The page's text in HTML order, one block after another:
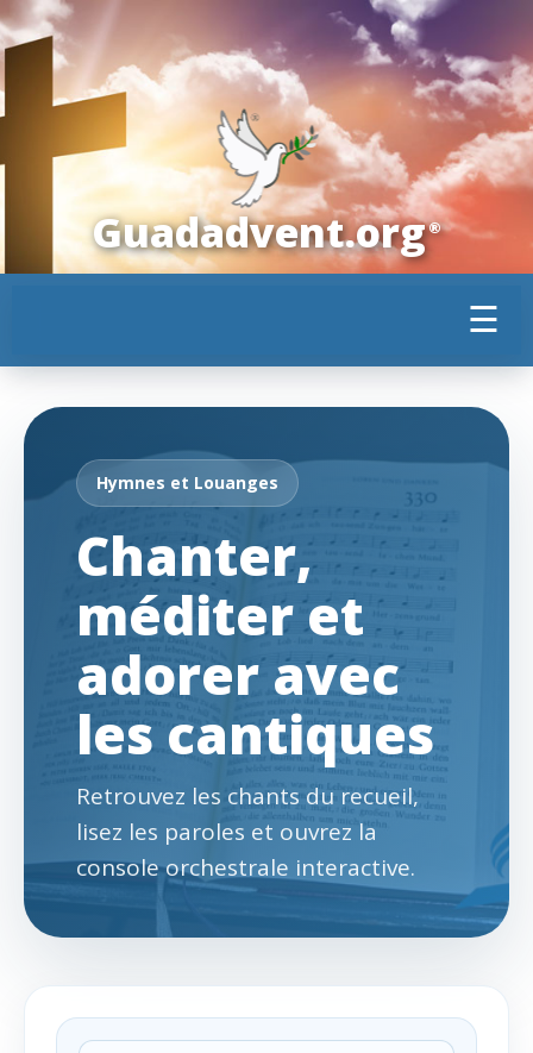
Guadadvent.org®
☰
Hymnes et Louanges
Chanter,
méditer et
adorer avec
les cantiques
Retrouvez les chants du recueil,
lisez les paroles et ouvrez la
console orchestrale interactive.